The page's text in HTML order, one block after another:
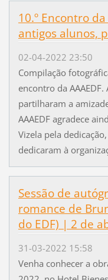
10.º Encontro
antigos alunos,
02-04-2022 23:50
Compilação
encontro da
partilharam a
AAAEDF agradece
Vizela pela
dedicaram à
Sessão de
romance de
do EDF) | 2 de
31-03-2022 15:58
Venha conhecer a